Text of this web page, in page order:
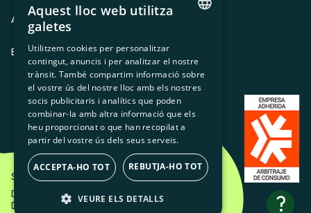
Premsa
Treballa amb nosaltres
Avis legal Política de privacitatPolítica de cookies
ES CAGLEU
Som Energia SCCL - 2026
Disseny Creatiu d'Etéreo Design.
Desenvolupament web per Utopig
?
SPANISH
GL
BASQUE
Aquest lloc web utilitza
galetes
Utilitzem cookies per personalitzar
contingut, anuncis i per analitzar el nostre
trànsit. També compartim informació sobre
el vostre ús del nostre lloc amb els nostres
socis publicitaris i analítics que poden
combinar-la amb altra informació que els
heu proporcionat o que han recopilat a
partir del vostre ús dels seus serveis.
ACCEPTA-HO TOT REBUTJA-HO TOT
VEURE ELS DETALLS